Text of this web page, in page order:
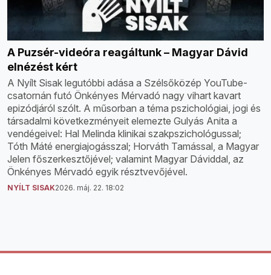
A Puzsér-videóra reagáltunk – Magyar Dávid
elnézést kért
A Nyílt Sisak legutóbbi adása a Szélsőközép YouTube-
csatornán futó Önkényes Mérvadó nagy vihart kavart
epizódjáról szólt. A műsorban a téma pszichológiai, jogi és
társadalmi következményeit elemezte Gulyás Anita a
vendégeivel: Hal Melinda klinikai szakpszichológussal;
Tóth Máté energiajogásszal; Horváth Tamással, a Magyar
Jelen főszerkesztőjével; valamint Magyar Dáviddal, az
Önkényes Mérvadó egyik résztvevőjével.
NYÍLT SISAK2026. máj. 22. 18:02